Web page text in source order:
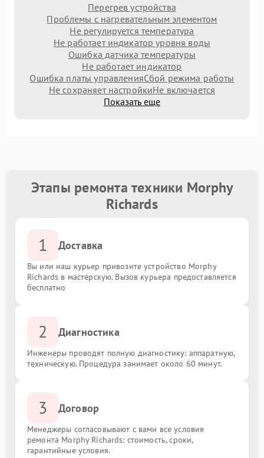
Перегрев устройства
Проблемы с нагревательным элементом
Не регулируется температура
Не работает индикатор уровня воды
Ошибка датчика температуры
Не работает индикатор
Ошибка платы управленияСбой режима работы
Не сохраняет настройкиНе включается
Показать еще
Этапы ремонта техники Morphy
Richards
1 Доставка
Вы или наш курьер привозите устройство Morphy
Richards в мастерскую. Вызов курьера предоставляется
бесплатно
2 Диагностика
Инженеры проводят полную диагностику: аппаратную,
техническую. Процедура занимает около 60 минут.
3 Договор
Менеджеры согласовывают с вами все условия
ремонта Morphy Richards: стоимость, сроки,
гарантийные условия.